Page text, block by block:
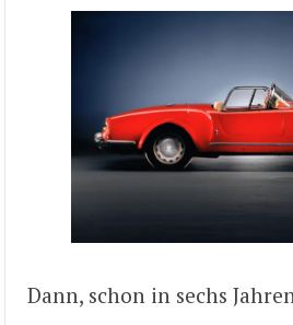
Dann, schon in sechs